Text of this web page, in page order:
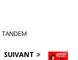
SUIVANT